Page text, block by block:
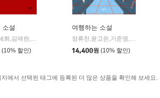
소설
김혜진,김세희,김애란,서유미,구병모,김재영,윤고은,장강명 공저
(10% 할인)
여행하는 소설
장류진,윤고은,기준영,김금희,이장욱,김애란,천선란 공저
14,400원 (10% 할인)
지에서 선택된 태그에 등록된 더 많은 상품을 확인해 보세요.